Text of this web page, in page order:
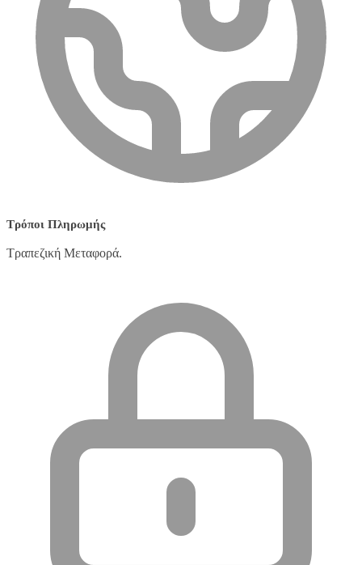
Τρόποι Πληρωμής
Τραπεζική Μεταφορά.